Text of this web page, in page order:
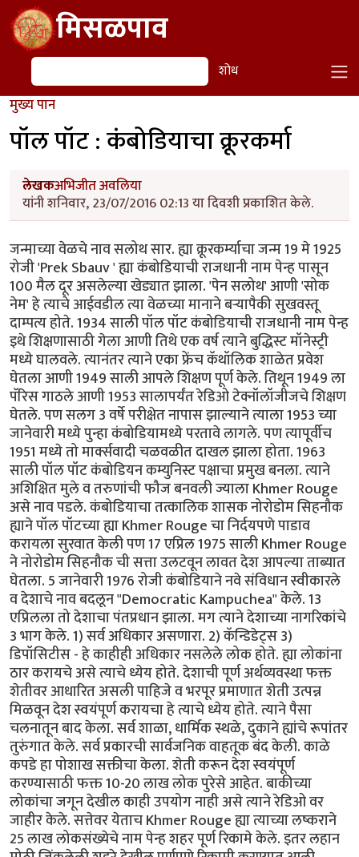
Skip to main contentमिसळपाव
शोध शोध
मुख्य पान
पॉल पॉट : कंबोडियाचा क्रूरकर्मा
लेखकअभिजीत अवलिया
यांनी शनिवार, 23/07/2016 02:13 या दिवशी प्रकाशित केले.
जन्माच्या वेळचे नाव सलोथ सार. ह्या क्रूरकर्म्याचा जन्म 19 मे 1925
रोजी 'Prek Sbauv ' ह्या कंबोडियाची राजधानी नाम पेन्ह पासून
100 मैल दूर असलेल्या खेड्यात झाला. 'पेन सलोथ' आणी 'सोक
नेम' हे त्याचे आईवडील त्या वेळच्या मानाने बऱ्यापैकी सुखवस्तू
दाम्पत्य होते. 1934 साली पॉल पॉट कंबोडियाची राजधानी नाम पेन्ह
इथे शिक्षणासाठी गेला आणी तिथे एक वर्ष त्याने बुद्धिस्ट मॉनेस्ट्री
मध्ये घालवले. त्यानंतर त्याने एका फ्रेंच कॅथॉलिक शाळेत प्रवेश
घेतला आणी 1949 साली आपले शिक्षण पूर्ण केले. तिथून 1949 ला
पॅरिस गाठले आणी 1953 सालापर्यंत रेडिओ टेक्नॉलॉजीजचे शिक्षण
घेतले. पण सलग 3 वर्षे परीक्षेत नापास झाल्याने त्याला 1953 च्या
जानेवारी मध्ये पुन्हा कंबोडियामध्ये परतावे लागले. पण त्यापूर्वीच
1951 मध्ये तो मार्क्सवादी चळवळीत दाखल झाला होता. 1963
साली पॉल पॉट कंबोडियन कम्युनिस्ट पक्षाचा प्रमुख बनला. त्याने
अशिक्षित मुले व तरुणांची फौज बनवली ज्याला Khmer Rouge
असे नाव पडले. कंबोडियाचा तत्कालिक शासक नोरोडोम सिहनौक
ह्याने पॉल पॉटच्या ह्या Khmer Rouge चा निर्दयपणे पाडाव
करायला सुरवात केली पण 17 एप्रिल 1975 साली Khmer Rouge
ने नोरोडोम सिहनौक ची सत्ता उलटवून लावत देश आपल्या ताब्यात
घेतला. 5 जानेवारी 1976 रोजी कंबोडियाने नवे संविधान स्वीकारले
व देशाचे नाव बदलून "Democratic Kampuchea" केले. 13
एप्रिलला तो देशाचा पंतप्रधान झाला. मग त्याने देशाच्या नागरिकांचे
3 भाग केले. 1) सर्व अधिकार असणारा. 2) कॅन्डिडेट्स 3)
डिपॉसिटीस - हे काहीही अधिकार नसलेले लोक होते. ह्या लोकांना
ठार करायचे असे त्याचे ध्येय होते. देशाची पूर्ण अर्थव्यवस्था फक्त
शेतीवर आधारित असली पाहिजे व भरपूर प्रमाणात शेती उत्पन्न
मिळवून देश स्वयंपूर्ण करायचा हे त्याचे ध्येय होते. त्याने पैसा
चलनातून बाद केला. सर्व शाळा, धार्मिक स्थळे, दुकाने ह्यांचे रूपांतर
तुरुंगात केले. सर्व प्रकारची सार्वजनिक वाहतूक बंद केली. काळे
कपडे हा पोशाख सक्तीचा केला. शेती करून देश स्वयंपूर्ण
करण्यासाठी फक्त 10-20 लाख लोक पुरेसे आहेत. बाकीच्या
लोकांचा जगून देखील काही उपयोग नाही असे त्याने रेडिओ वर
जाहीर केले. सत्तेवर येताच Khmer Rouge ह्या त्याच्या लष्कराने
25 लाख लोकसंख्येचे नाम पेन्ह शहर पूर्ण रिकामे केले. इतर लहान